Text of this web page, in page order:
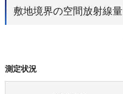
敷地境界の空間放射線量
測定状況